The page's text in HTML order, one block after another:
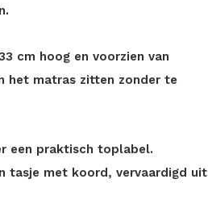
cm hoog en voorzien van
het matras zitten zonder te
een praktisch toplabel.
tasje met koord, vervaardigd uit